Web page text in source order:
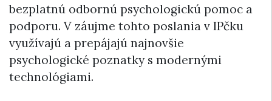
bezplatnú odbornú psychologickú pomoc a
podporu. V záujme tohto poslania v IPčku
využívajú a prepájajú najnovšie
psychologické poznatky s modernými
technológiami.